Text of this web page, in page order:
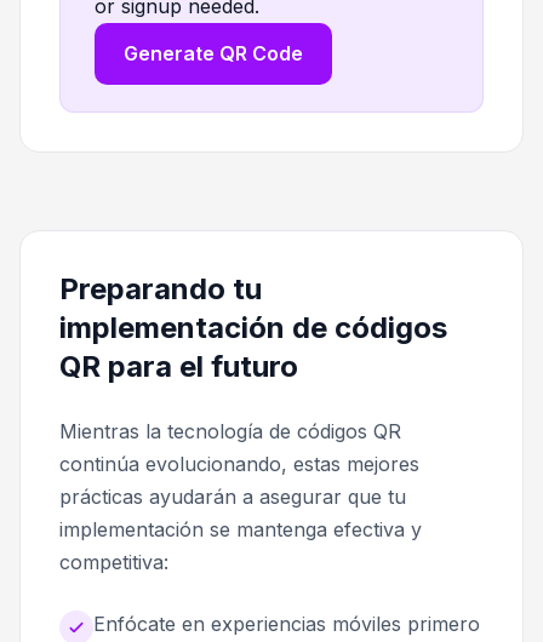
or signup needed.
Generate QR Code
Preparando tu
implementación de códigos
QR para el futuro
Mientras la tecnología de códigos QR
continúa evolucionando, estas mejores
prácticas ayudarán a asegurar que tu
implementación se mantenga efectiva y
competitiva:
Enfócate en experiencias móviles primero